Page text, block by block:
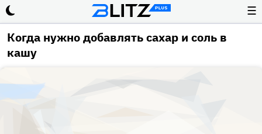
☰
Когда нужно добавлять сахар и соль в
кашу